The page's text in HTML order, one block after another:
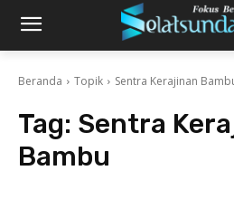
Beranda Topik Sentra Kerajinan
Tag: Sentra
Bambu